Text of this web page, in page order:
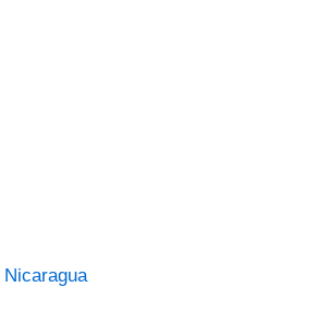
Nicaragua